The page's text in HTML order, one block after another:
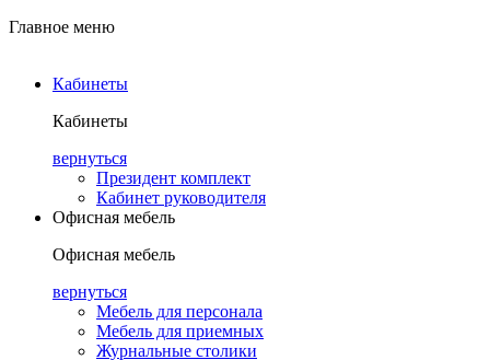
Главное меню
Кабинеты
Кабинеты
вернуться
Президент комплект
Кабинет руководителя
Офисная мебель
Офисная мебель
вернуться
Мебель для персонала
Мебель для приемных
Журнальные столики